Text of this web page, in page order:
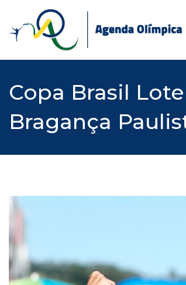
content
Copa Brasil
Bragança